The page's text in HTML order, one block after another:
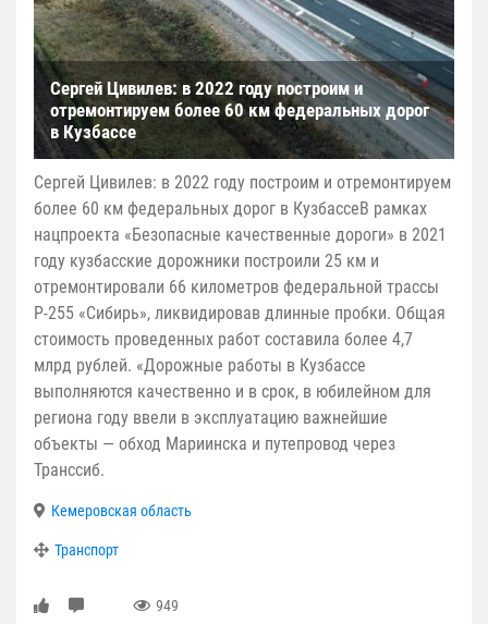
Сергей Цивилев: в 2022 году построим и
отремонтируем более 60 км федеральных дорог
в Кузбассе
Сергей Цивилев: в 2022 году построим и отремонтируем
более 60 км федеральных дорог в КузбассеВ рамках
нацпроекта «Безопасные качественные дороги» в 2021
году кузбасские дорожники построили 25 км и
отремонтировали 66 километров федеральной трассы
Р-255 «Сибирь», ликвидировав длинные пробки. Общая
стоимость проведенных работ составила более 4,7
млрд рублей. «Дорожные работы в Кузбассе
выполняются качественно и в срок, в юбилейном для
региона году ввели в эксплуатацию важнейшие
объекты — обход Мариинска и путепровод через
Транссиб.
Кемеровская область
Транспорт
949